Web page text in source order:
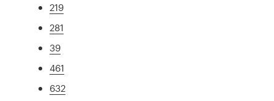
219
281
39
461
632